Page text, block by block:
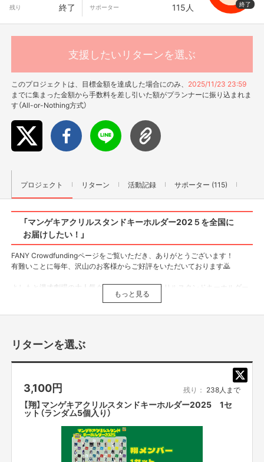
残り
終了 サポーター 115人
支援したいリターンを選ぶ
このプロジェクトは、目標金額を達成した場合にのみ、 2025/11/23 23:59
までに集まった金額から手数料を差し引いた額がプランナーに振り込まれま
す（All-or-Nothing方式）
プロジェクト リターン 活動記録 サポーター (115)
「マンゲキアクリルスタンドキーホルダー202５を全国に
お届けしたい！」
FANY Crowdfundingページをご覧いただき、ありがとうございます！
有難いことに毎年、沢山のお客様からご好評をいただいております🙇
よしもと漫才劇場の大人気グッズ「マンゲキアクリルスタンドキーホルダー
今年も１人でも多くの全国のお客様に商品を楽しんでいただきたい！
劇場にお越しいただけない全国のお客様へマンゲキアクリルスタ
ンドキーホルダー2025をお届けさせていただきます！！
是非この機会にマンゲキ芸人のマンゲキアクリルスタンドキーホルダー
2025を手に入れてください！
１セット(ランダム5個入り)
3,100円(税込み・梱包代込み・送料込み)
2025年5月時点の「極の各メンバー」
もっと見る
リターンを選ぶ
3,100円 残り： 238人まで
【翔】マンゲキアクリルスタンドキーホルダー2025 1セ
ット（ランダム5個入り）